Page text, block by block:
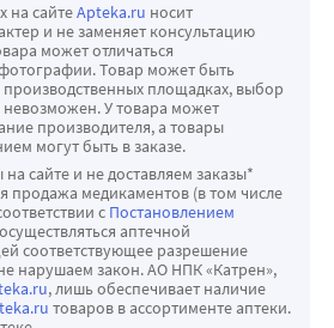
на сайтеApteka.ru носит
и не заменяет консультацию
может отличаться
Товар может быть
площадках, выбор
невозможен. У товара может
производителя, а товары
могут быть в заказе.
сайте и не доставляем заказы*
продажа медикаментов (в том числе
с Постановлением
аптечной
соответствующее разрешение
нарушаем закон. АО НПК «Катрен»,
, лишь обеспечивает наличие
товаров в ассортименте аптеки.